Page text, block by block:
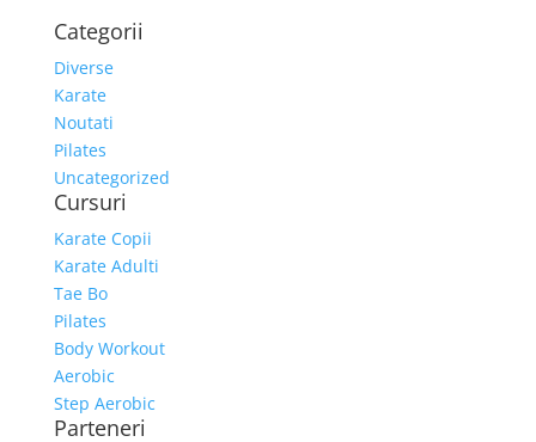
Categorii
Diverse
Karate
Noutati
Pilates
Uncategorized
Cursuri
Karate Copii
Karate Adulti
Tae Bo
Pilates
Body Workout
Aerobic
Step Aerobic
Parteneri